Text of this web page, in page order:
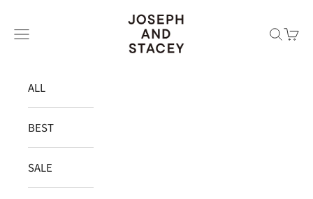
JOSEPH AND STACEY JAPAN
メニュー
検索カー
ALL
BEST
SALE